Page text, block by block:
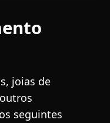
joias de
seguintes